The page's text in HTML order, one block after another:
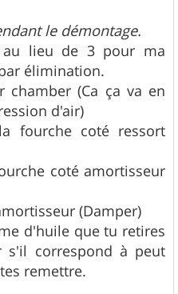
le démontage.
lieu de 3 pour ma
élimination.
chamber (Ca ça va en
d'air)
fourche coté ressort
coté amortisseur
(Damper)
d'huile que tu retires
correspond à peut
remettre.